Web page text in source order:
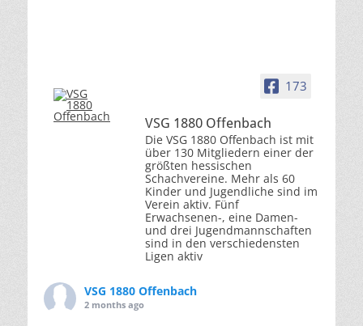
173
VSG 1880 Offenbach
Die VSG 1880 Offenbach ist mit
über 130 Mitgliedern einer der
größten hessischen
Schachvereine. Mehr als 60
Kinder und Jugendliche sind im
Verein aktiv. Fünf
Erwachsenen-, eine Damen-
und drei Jugendmannschaften
sind in den verschiedensten
Ligen aktiv
VSG 1880 Offenbach
2 months ago